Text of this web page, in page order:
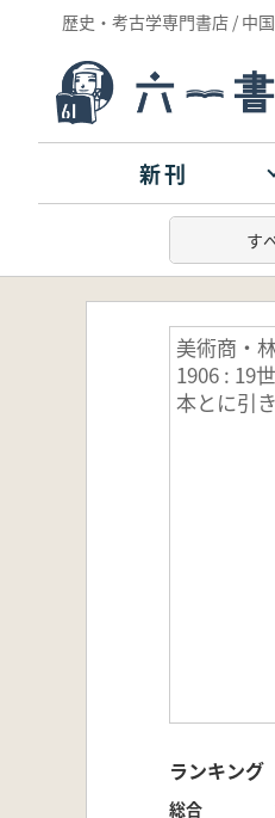
歴史・考古学専門書店 / 中
新刊
美術商・
1906 : 19
本とに引
ランキング
総合